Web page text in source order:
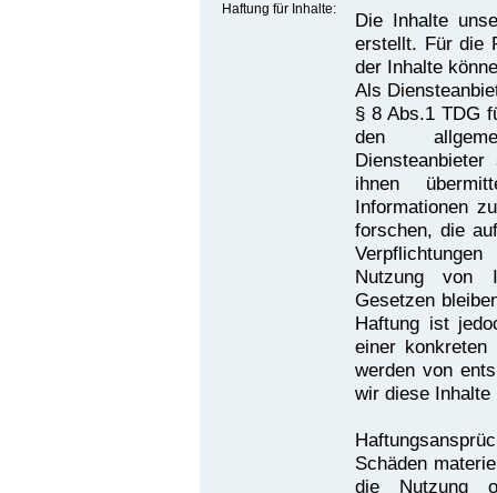
Haftung für Inhalte:
Die Inhalte
erstellt. Für die
der Inhalte
Als
§ 8 Abs.1 TDG
den
ihnen
Informationen
forschen, die
Nutzung von
Gesetzen
Haftung ist
einer konkreten
werden von
wir diese Inhalte
Schäden
die Nutzung